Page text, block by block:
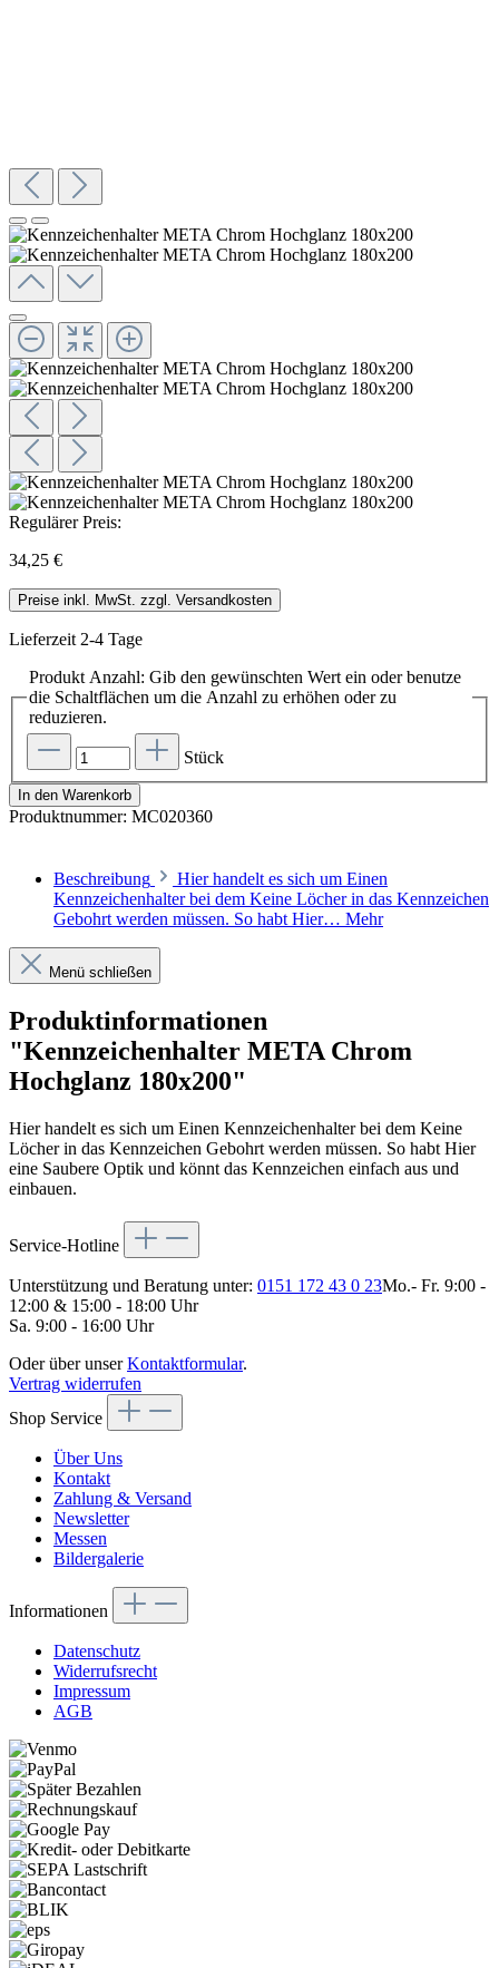
Regulärer Preis:
34,25 €
Preise inkl. MwSt. zzgl. Versandkosten
Lieferzeit 2-4 Tage
Produkt Anzahl: Gib den gewünschten Wert ein oder benutze
die Schaltflächen um die Anzahl zu erhöhen oder zu
reduzieren.
Stück
In den Warenkorb
Produktnummer: MC020360
Beschreibung
Hier handelt es sich um Einen
Kennzeichenhalter bei dem Keine Löcher in das Kennzeichen
Gebohrt werden müssen. So habt Hier… Mehr
Menü schließen
Produktinformationen
"Kennzeichenhalter META Chrom
Hochglanz 180x200"
Hier handelt es sich um Einen Kennzeichenhalter bei dem Keine
Löcher in das Kennzeichen Gebohrt werden müssen. So habt Hier
eine Saubere Optik und könnt das Kennzeichen einfach aus und
einbauen.
Service-Hotline
Unterstützung und Beratung unter: 0151 172 43 0 23Mo.- Fr. 9:00 -
12:00 & 15:00 - 18:00 Uhr
Sa. 9:00 - 16:00 Uhr
Oder über unserKontaktformular.
Vertrag widerrufen
Shop Service
Über Uns
Kontakt
Zahlung & Versand
Newsletter
Messen
Bildergalerie
Informationen
Datenschutz
Widerrufsrecht
Impressum
AGB